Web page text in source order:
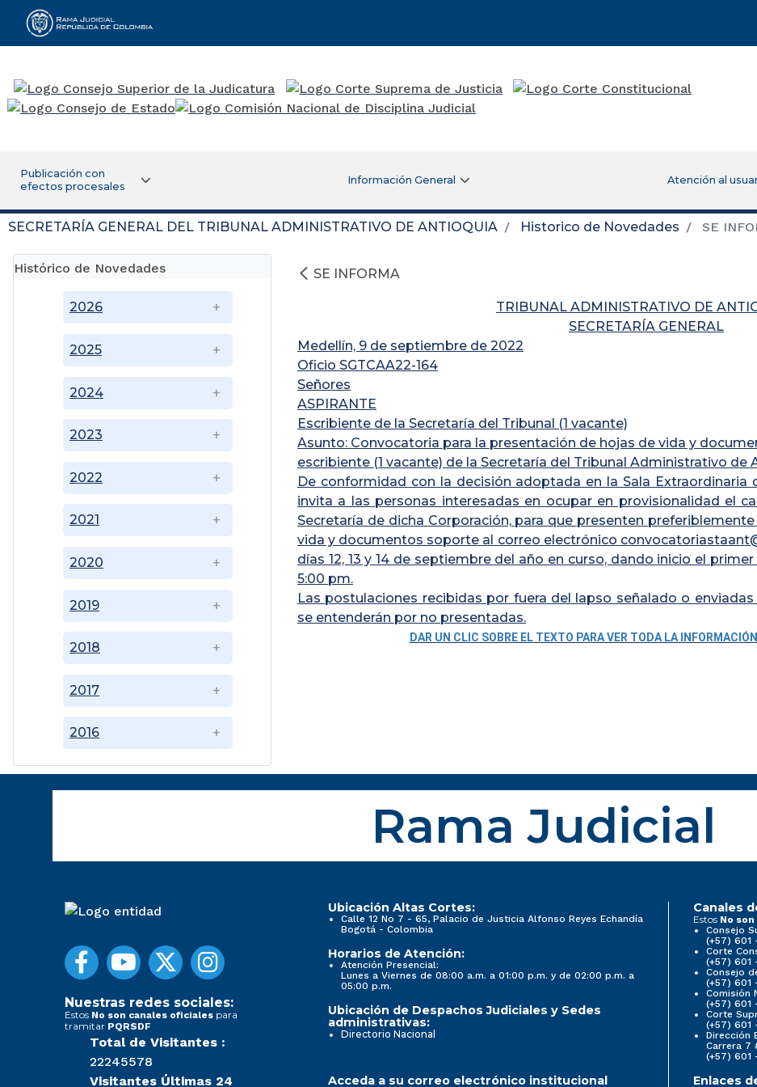
Rama Judicial
Publicación con
efectos procesales
Información General Atención al
SECRETARÍA GENERAL DEL TRIBUNAL ADMINISTRATIVO DE ANTIOQUIA Historico de Novedades SE
Histórico de Novedades
2016
2017
2018
2019
2020
2021
2022
2023
2024
2025
2026
SE INFORMA
TRIBUNAL ADMINISTRATIVO DE
SECRETARÍA GENERAL
Medellín, 9 de septiembre de 2022
Oficio SGTCAA22-164
Señores
ASPIRANTE
Escribiente de la Secretaría del Tribunal (1 vacante)
Asunto: Convocatoria para la presentación de hojas de vida y
escribiente (1 vacante) de la Secretaría del Tribunal Administrativo de
De conformidad con la decisión adoptada en la Sala
invita a las personas interesadas en ocupar en provisionalidad el
Secretaría de dicha Corporación, para que presenten
vida y documentos soporte al correo electrónico
días 12, 13 y 14 de septiembre del año en curso, dando inicio el
5:00 pm.
Las postulaciones recibidas por fuera del lapso señalado o
se entenderán por no presentadas.
DAR UN CLIC SOBRE EL TEXTO PARA VER TODA LA
Rama Judicial
Nuestras redes sociales:
Estos No son canales oficiales para
tramitar PQRSDF
Total de Visitantes :
22245578
Visitantes Últimas 24
Ubicación Altas Cortes:
Calle 12 No 7 - 65, Palacio de Justicia Alfonso Reyes Echandía
Bogotá - Colombia
Horarios de Atención:
Atención Presencial:
Lunes a Viernes de 08:00 a.m. a 01:00 p.m. y de 02:00 p.m. a
05:00 p.m.
Ubicación de Despachos Judiciales y Sedes
administrativas:
Directorio Nacional
Canales
Estos No
Consejo
(+57) 601
Corte
(+57) 601
Consejo
(+57) 601
Comisión
(+57) 601
Corte
(+57) 601
Dirección
Carrera 7
(+57) 601
Acceda a su correo electrónico institucional Enlaces